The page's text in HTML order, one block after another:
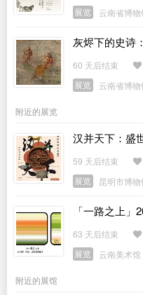
展览
云南省博物
灰烬下的史诗
馆藏庞贝文物展
60 天后结束
展览
云南省博物
附近的展览
汉并天下：盛
59 天后结束
展览
昆明市博物
「一路之上」
63 天后结束
展览
云南美术馆
附近的展馆